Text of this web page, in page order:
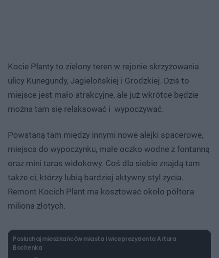
Kocie Planty to zielony teren w rejonie skrzyżowania
ulicy Kunegundy, Jagielońskiej i Grodzkiej. Dziś to
miejsce jest mało atrakcyjne, ale już wkrótce będzie
można tam się relaksować i wypoczywać.
Powstaną tam między innymi nowe alejki spacerowe,
miejsca do wypoczynku, małe oczko wodne z fontanną
oraz mini taras widokowy. Coś dla siebie znajdą tam
także ci, którzy lubią bardziej aktywny styl życia.
Remont Kocich Plant ma kosztować około półtora
miliona złotych.
Posłuchaj mieszkańców miasta i wiceprezydenta Artura
Bochenka